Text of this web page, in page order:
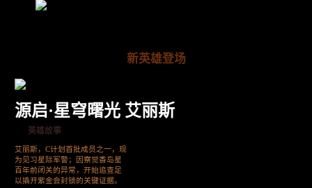
新英雄登场
源启·星穹曙光 艾丽斯
英雄故事
艾丽斯，C计划首批成员之一，现
为见习星际军警；因察觉香岛星
百年前闭关的异常，开始追查足
以撬开紫金会封锁的关键证据。